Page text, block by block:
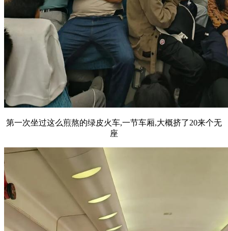
第一次坐过这么煎熬的绿皮火车,一节车厢,大概挤了20来个无
座